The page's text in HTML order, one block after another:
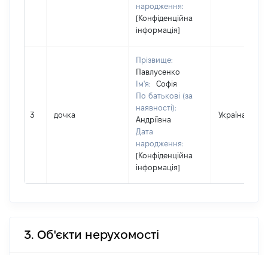
народження:
[Конфіденційна
інформація]
3 дочка
Прізвище:
Павлусенко
Ім'я:
Софія
По батькові (за
наявності):
Андріївна
Дата
народження:
[Конфіденційна
інформація]
Україна
3. Об'єкти нерухомості